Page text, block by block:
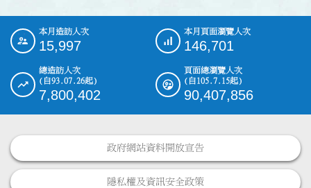
::: 本月造訪人次
15,997
本月頁面瀏覽人次
146,701
總造訪人次
(自93.07.26起)
7,800,402
頁面總瀏覽人次
(自105.7.15起)
90,407,856
政府網站資料開放宣告
隱私權及資訊安全政策